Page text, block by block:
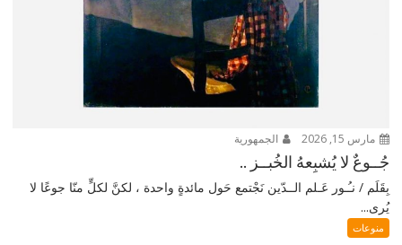
مارس 15, 2026 الجمهورية
جُــوعٌ لا يُشبِعهُ الخُبــز ..
بِقَلَم / نـُـور عَـلم الــدّين نَجْتمع حَول مائدةٍ واحدة ، لكنَّ لكلٍّ منّا جوعًا لا
يُرى...
منوعات